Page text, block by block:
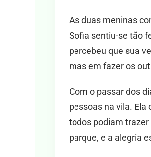
As duas meninas
Sofia sentiu-se tão
percebeu que sua
mas em fazer os
Com o passar dos
pessoas na vila.
todos podiam
parque, e a alegria